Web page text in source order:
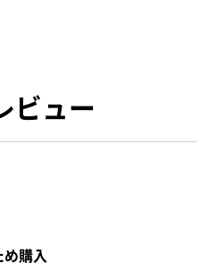
ビュー
購入